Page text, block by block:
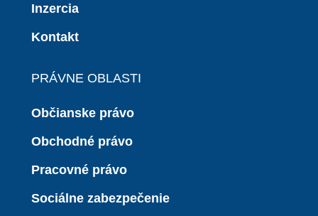
Inzercia
Kontakt
PRÁVNE OBLASTI
Občianske právo
Obchodné právo
Pracovné právo
Sociálne zabezpečenie